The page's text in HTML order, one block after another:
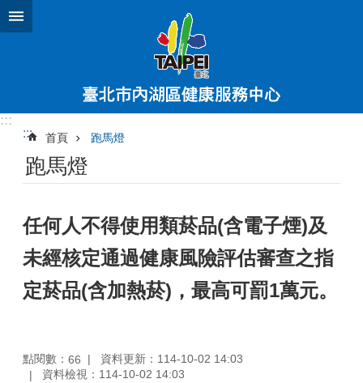
跳到主要內容區塊
:::
:::
首頁 跑馬燈
跑馬燈
任何人不得使用類菸品(含電子煙)及
未經核定通過健康風險評估審查之指
定菸品(含加熱菸)，最高可罰1萬元。
點閱數： 66
資料更新：114-10-02 14:03
資料檢視：114-10-02 14:03